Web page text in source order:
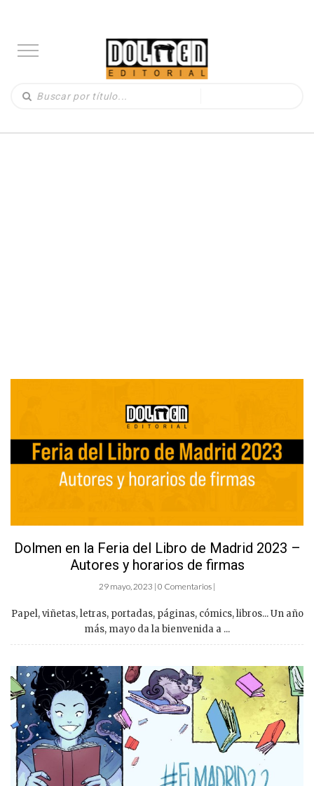
Dolmen en la Feria del Libro de Madrid 2023 –
Autores y horarios de firmas
29 mayo, 2023 | 0 Comentarios |
Papel, viñetas, letras, portadas, páginas, cómics, libros... Un año
más, mayo da la bienvenida a ...